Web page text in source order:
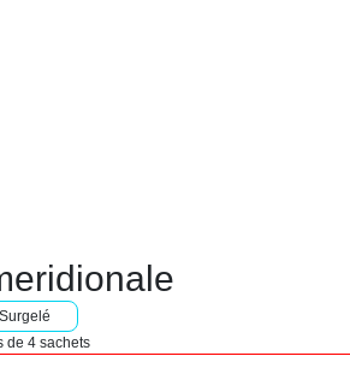
Surgelé
de 4 sachets